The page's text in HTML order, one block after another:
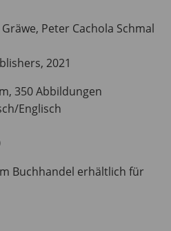
Peter Cachola Schmal
2021
350 Abbildungen
Englisch
Buchhandel erhältlich für